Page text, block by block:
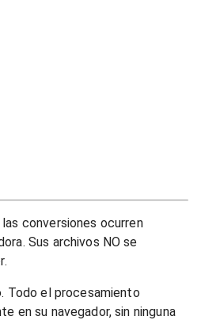
conversiones ocurren
Sus archivos NO se
Todo el procesamiento
en su navegador, sin ninguna